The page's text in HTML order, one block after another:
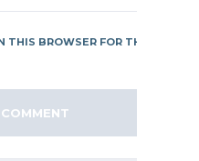
THIS BROWSER FOR THE